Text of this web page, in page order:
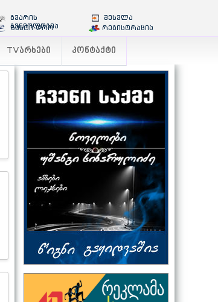
გვარის
გენიოლოგია
შესვლა
ზუსტი დრო რეგისტრაცია
TVᲐᲠᲮᲔᲑᲘ ᲙᲝᲜᲢᲐᲥᲢᲘ